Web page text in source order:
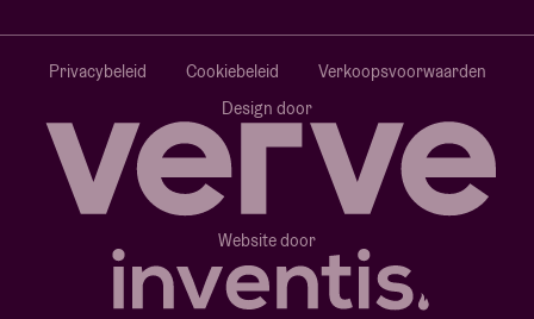
Privacybeleid Cookiebeleid
Verkoopsvoorwaarden
Design door
Website door